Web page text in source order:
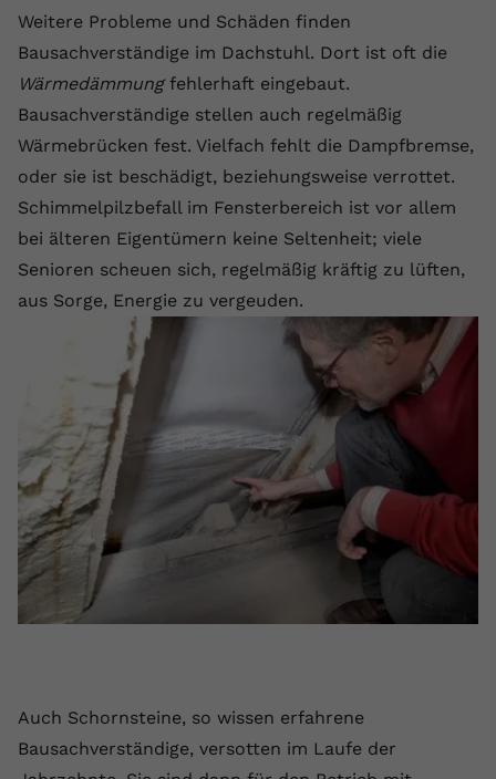
Weitere Probleme und Schäden finden
Bausachverständige im Dachstuhl. Dort ist oft die
Wärmedämmungfehlerhaft eingebaut.
Bausachverständige stellen auch regelmäßig
Wärmebrücken fest. Vielfach fehlt die Dampfbremse,
oder sie ist beschädigt, beziehungsweise verrottet.
Schimmelpilzbefall im Fensterbereich ist vor allem
bei älteren Eigentümern keine Seltenheit; viele
Senioren scheuen sich, regelmäßig kräftig zu lüften,
aus Sorge, Energie zu vergeuden.
Auch Schornsteine, so wissen erfahrene
Bausachverständige, versotten im Laufe der